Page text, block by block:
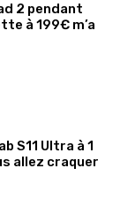
2 pendant
à 199€ m’a
S11 Ultra à 1
allez craquer